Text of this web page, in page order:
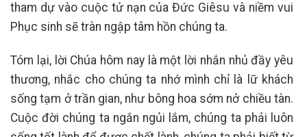
tham dự vào cuộc tử nạn của Đức Giêsu và niềm vui
Phục sinh sẽ tràn ngập tâm hồn chúng ta.
Tóm lại, lời Chúa hôm nay là một lời nhắn nhủ đầy yêu
thương, nhắc cho chúng ta nhớ mình chỉ là lữ khách
sống tạm ở trần gian, như bông hoa sớm nở chiều tàn.
Cuộc đời chúng ta ngắn ngủi lắm, chúng ta phải luôn